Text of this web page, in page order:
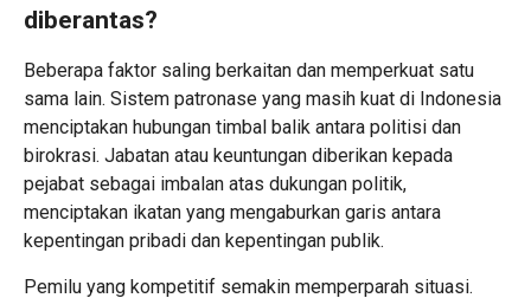
diberantas?
Beberapa faktor saling berkaitan dan memperkuat satu
sama lain. Sistem patronase yang masih kuat di Indonesia
menciptakan hubungan timbal balik antara politisi dan
birokrasi. Jabatan atau keuntungan diberikan kepada
pejabat sebagai imbalan atas dukungan politik,
menciptakan ikatan yang mengaburkan garis antara
kepentingan pribadi dan kepentingan publik.
Pemilu yang kompetitif semakin memperparah situasi.